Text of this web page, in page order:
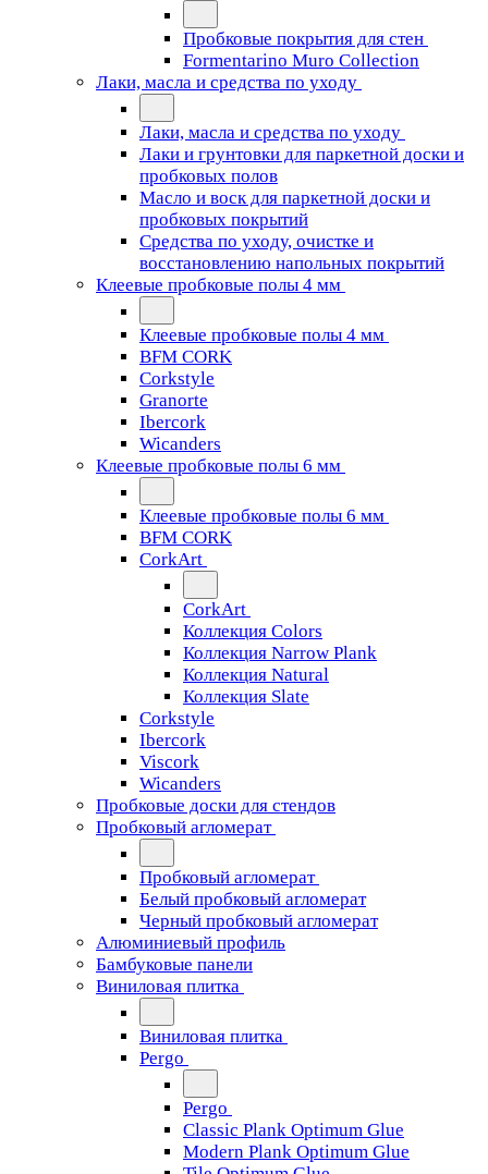
Пробковые покрытия для стен
Formentarino Muro Collection
Лаки, масла и средства по уходу
Лаки, масла и средства по уходу
Лаки и грунтовки для паркетной доски и
пробковых полов
Масло и воск для паркетной доски и
пробковых покрытий
Средства по уходу, очистке и
восстановлению напольных покрытий
Клеевые пробковые полы 4 мм
Клеевые пробковые полы 4 мм
BFM CORK
Corkstyle
Granorte
Ibercork
Wicanders
Клеевые пробковые полы 6 мм
Клеевые пробковые полы 6 мм
BFM CORK
CorkArt
CorkArt
Коллекция Colors
Коллекция Narrow Plank
Коллекция Natural
Коллекция Slate
Corkstyle
Ibercork
Viscork
Wicanders
Пробковые доски для стендов
Пробковый агломерат
Пробковый агломерат
Белый пробковый агломерат
Черный пробковый агломерат
Алюминиевый профиль
Бамбуковые панели
Виниловая плитка
Виниловая плитка
Pergo
Pergo
Classic Plank Optimum Glue
Modern Plank Optimum Glue